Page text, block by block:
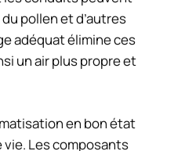
pollen et d’autres
adéquat élimine ces
un air plus propre et
en bon état
Les composants